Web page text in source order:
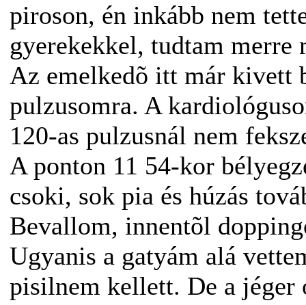
piroson, én inkább nem
gyerekekkel, tudtam merre
Az emelkedõ itt már kivett
pulzusomra. A
120-as pulzusnál nem
A ponton 11 54-kor
csoki, sok pia és húzás
Bevallom, innentõl
Ugyanis a gatyám alá
pisilnem kellett. De a jéger